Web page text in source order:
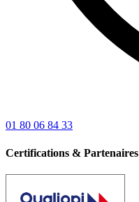
01 80 06 84 33
Certifications & Partenaires